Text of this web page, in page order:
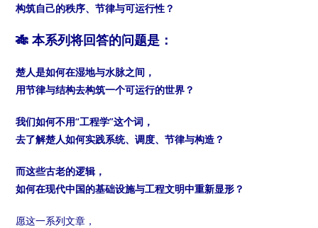
构筑自己的秩序、节律与可运行性？
🎋本系列将回答的问题是：
楚人是如何在湿地与水脉之间，
用节律与结构去构筑一个可运行的世界？
我们如何不用“工程学”这个词，
去了解楚人如何实践系统、调度、节律与构造？
而这些古老的逻辑，
如何在现代中国的基础设施与工程文明中重新显形？
愿这一系列文章，